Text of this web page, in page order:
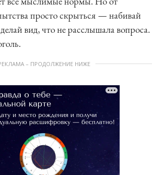
просто скрыться — набивай
вид, что не расслышала вопроса.
– ПРОДОЛЖЕНИЕ НИЖЕ